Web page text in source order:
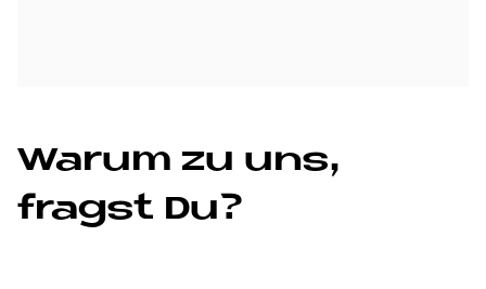
Wa­rum zu uns,
fragst Du?